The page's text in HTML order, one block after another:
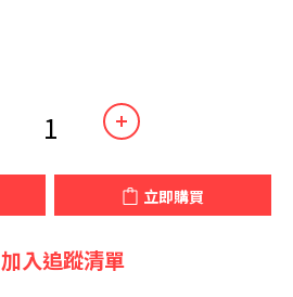
立即購買
加入追蹤清單